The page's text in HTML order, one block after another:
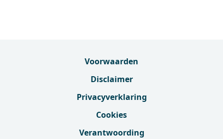
Voorwaarden
Disclaimer
Privacyverklaring
Cookies
Verantwoording